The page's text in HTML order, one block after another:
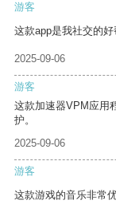
游客
这款app是我社交的
2025-09-06
游客
这款加速器VPM应用
护。
2025-09-06
游客
这款游戏的音乐非常